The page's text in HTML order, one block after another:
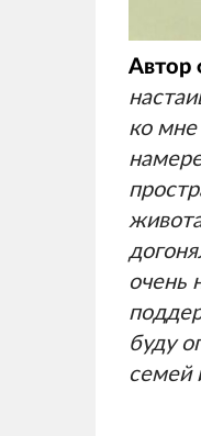
Автор
ко мне
очень
буду
семей